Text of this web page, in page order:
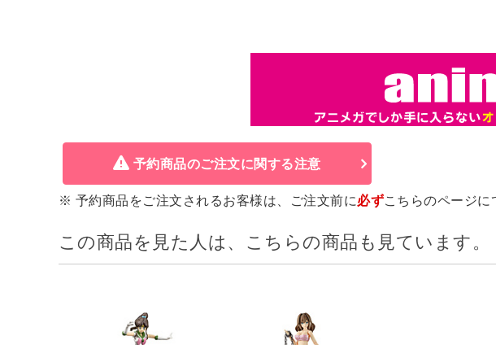
予約商品のご注文に関する注意
※ 予約商品をご注文されるお客様は、ご注文前に必ずこちらのページに
この商品を見た人は、こちらの商品も見ています。